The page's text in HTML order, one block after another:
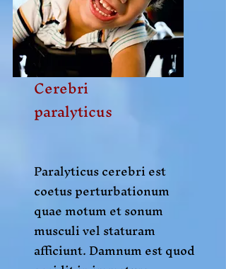
Cerebri
paralyticus
Paralyticus cerebri est
coetus perturbationum
quae motum et sonum
musculi vel staturam
afficiunt. Damnum est quod